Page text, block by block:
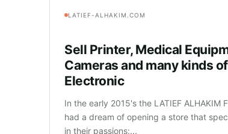
LATIEF-ALHAKIM.COM
Sell Printer, Medical
Cameras and many kinds of
Electronic
In the early 2015's the LATIEF ALHAKIM
had a dream of opening a store that
in their passions:...